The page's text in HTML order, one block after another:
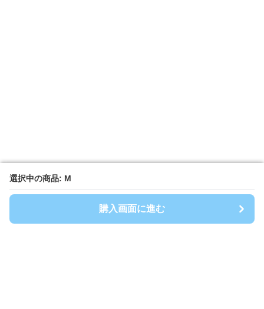
選択中の商品: M
購入画面に進む
選択中の商品: M
購入画面に進む